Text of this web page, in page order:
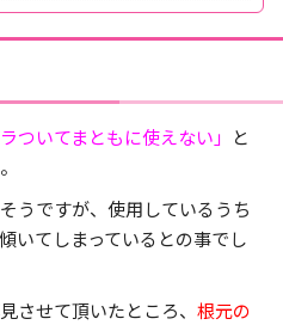
ついてまともに使えない」 と
うですが、使用しているうち
いてしまっているとの事でし
させて頂いたところ、 根元の